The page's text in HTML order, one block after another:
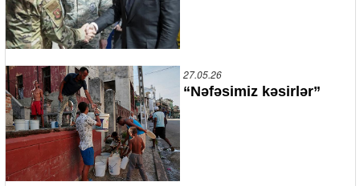
27.05.26
“Nəfəsimiz kəsirlər”